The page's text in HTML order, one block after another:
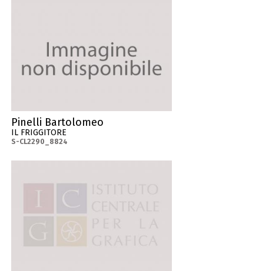
Pinelli Bartolomeo
IL FRIGGITORE
S-CL2290_8824